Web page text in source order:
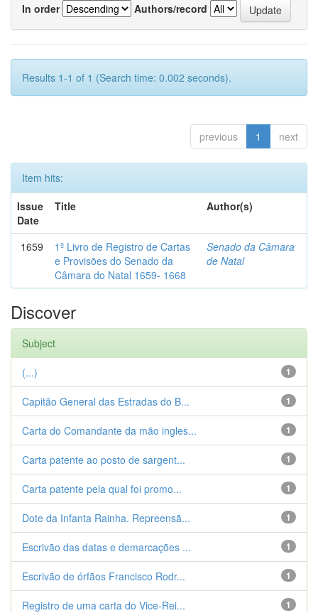
In order
Authors/record
Results 1-1 of 1 (Search time: 0.002 seconds).
previous 1 next
Item hits:
Issue
Date
Title Author(s)
1659
1º Livro de Registro de Cartas
e Provisões do Senado da
Câmara do Natal 1659- 1668
Senado da Câmara
de Natal
Discover
Subject
1
(...)
1
Capitão General das Estradas do B...
1
Carta do Comandante da mão ingles...
1
Carta patente ao posto de sargent...
1
Carta patente pela qual foi promo...
1
Dote da Infanta Rainha. Repreensã...
1
Escrivão das datas e demarcações ...
1
Escrivão de órfãos Francisco Rodr...
1
Registro de uma carta do Vice-Rei...